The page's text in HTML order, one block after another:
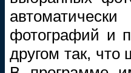
фотографий и
другом так, что